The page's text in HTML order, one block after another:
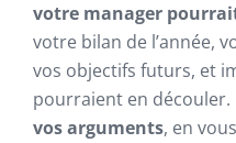
votre manager
votre bilan de l’année,
vos objectifs futurs, et
pourraient en découler.
vos arguments, en